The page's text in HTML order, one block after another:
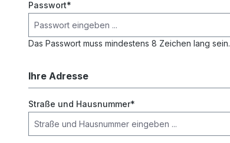
Passwort*
Das Passwort muss mindestens 8 Zeichen lang sein.
Ihre Adresse
Straße und Hausnummer*